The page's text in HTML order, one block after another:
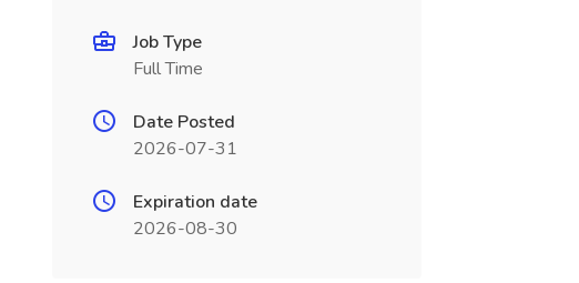
Job Type
Full Time
Date Posted
2026-07-31
Expiration date
2026-08-30